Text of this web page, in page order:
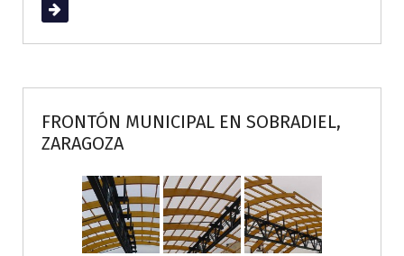
Read More
FRONTÓN MUNICIPAL EN SOBRADIEL,
ZARAGOZA